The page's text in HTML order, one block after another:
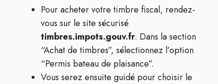
Pour acheter votre timbre fiscal, rendez-
vous sur le site sécurisé
timbres.impots.gouv.fr. Dans la section
“Achat de timbres”, sélectionnez l’option
“Permis bateau de plaisance”.
Vous serez ensuite guidé pour choisir le